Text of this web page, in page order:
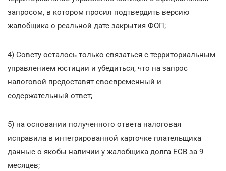
запросом, в котором просил подтвердить версию
жалобщика о реальной дате закрытия ФОП;
4) Совету осталось только связаться с территориальным
управлением юстиции и убедиться, что на запрос
налоговой предоставят своевременный и
содержательный ответ;
5) на основании полученного ответа налоговая
исправила в интегрированной карточке плательщика
данные о якобы наличии у жалобщика долга ЕСВ за 9
месяцев;